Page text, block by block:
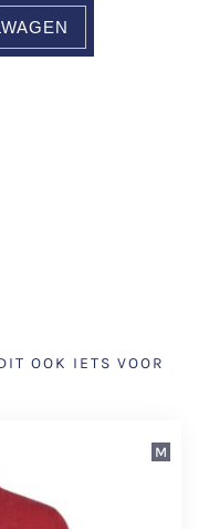
OOK IETS VOOR
M